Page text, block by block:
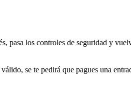
pasa los controles de seguridad y
se te pedirá que pagues una